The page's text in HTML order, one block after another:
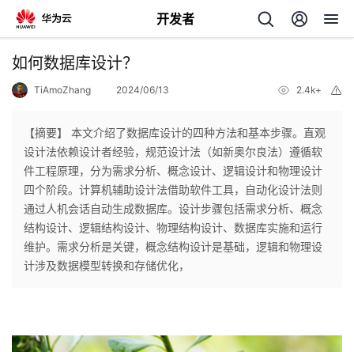
开发者
返
个
人
主
我
的
发
如何数据库设计？
TiAmoZhang 2024/06/13 2.4k+
【摘要】 本文介绍了数据库设计的四种方法和基本步骤。直观
设计法依赖设计者经验，规范设计法（如新奥尔良法）遵循软
件工程原理，分为需求分析、概念设计、逻辑设计和物理设计
四个阶段。计算机辅助设计法借助软件工具，自动化设计法则
通过人机会话自动生成数据库。设计步骤包括需求分析、概念
结构设计、逻辑结构设计、物理结构设计、数据库实施和运行
维护。需求分析是关键，概念结构设计是基础，逻辑和物理设
计涉及数据模型转换和存储优化，